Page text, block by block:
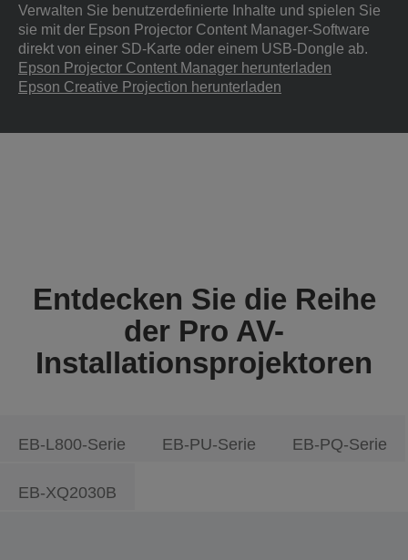
Verwalten Sie benutzerdefinierte Inhalte und spielen Sie
sie mit der Epson Projector Content Manager-Software
direkt von einer SD-Karte oder einem USB-Dongle ab.
Epson Projector Content Manager herunterladen
Epson Creative Projection herunterladen
Entdecken Sie die Reihe
der Pro AV-
Installationsprojektoren
EB-L800-Serie EB-PU-Serie EB-PQ-Serie
EB-XQ2030B